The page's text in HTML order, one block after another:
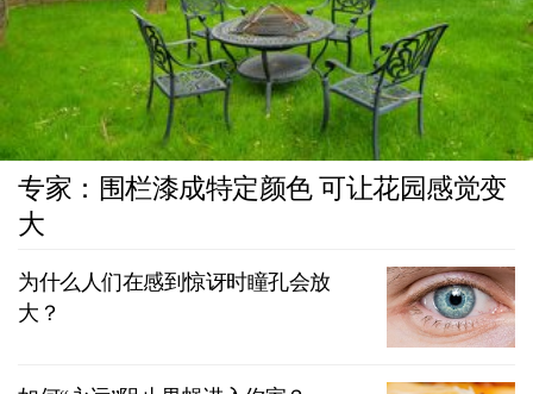
专家：围栏漆成特定颜色 可让花园感觉变
大
为什么人们在感到惊讶时瞳孔会放
大？